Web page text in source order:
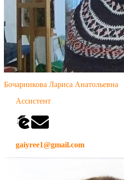
Бочарникова Лариса Анатольевна
Ассистент
gaiyree1@gmail.com